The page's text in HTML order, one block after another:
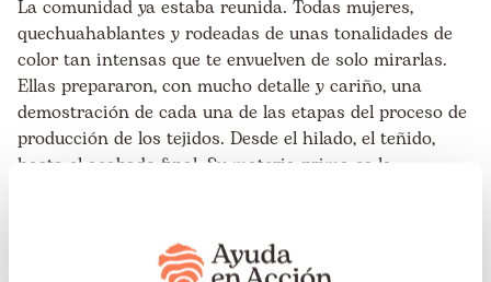
La comunidad ya estaba reunida. Todas mujeres,
quechuahablantes y rodeadas de unas tonalidades de
color tan intensas que te envuelven de solo mirarlas.
Ellas prepararon, con mucho detalle y cariño, una
demostración de cada una de las etapas del proceso de
producción de los tejidos. Desde el hilado, el teñido,
hasta el acabado final. Su materia prima es la